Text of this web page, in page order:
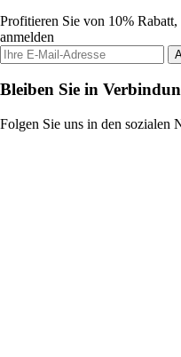
Profitieren Sie von 10%
anmelden
Bleiben Sie in
Folgen Sie uns in den sozialen